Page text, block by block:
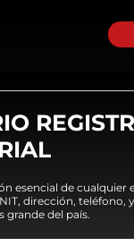
esencial de cualquier
dirección, teléfono,
grande del país.